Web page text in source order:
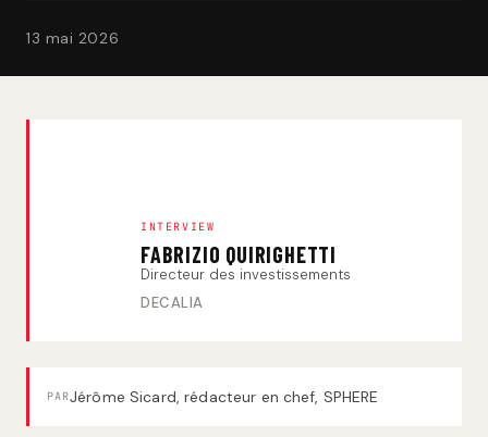
13 mai 2026
INTERVIEW
FABRIZIO QUIRIGHETTI
Directeur des investissements
DECALIA
PARJérôme Sicard, rédacteur en chef, SPHERE